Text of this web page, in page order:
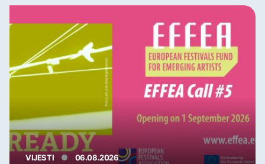
VIJESTI 06.08.2026